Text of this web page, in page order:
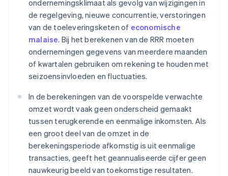
ondernemingsklimaat als gevolg van wijzigingen in
de regelgeving, nieuwe concurrentie, verstoringen
van de toeleveringsketen of economische
malaise. Bij het berekenen van de RRR moeten
ondernemingen gegevens van meerdere maanden
of kwartalen gebruiken om rekening te houden met
seizoensinvloeden en fluctuaties.
In de berekeningen van de voorspelde verwachte
omzet wordt vaak geen onderscheid gemaakt
tussen terugkerende en eenmalige inkomsten. Als
een groot deel van de omzet in de
berekeningsperiode afkomstig is uit eenmalige
transacties, geeft het geannualiseerde cijfer geen
nauwkeurig beeld van toekomstige resultaten.